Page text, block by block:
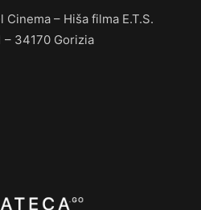
– Hiša filma E.T.S.
– 34170 Gorizia